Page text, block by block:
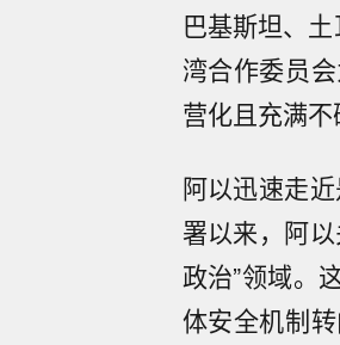
巴基斯坦、
湾合作委员
营化且充满
阿以迅速走
署以来，阿
政治”领域。
体安全机制